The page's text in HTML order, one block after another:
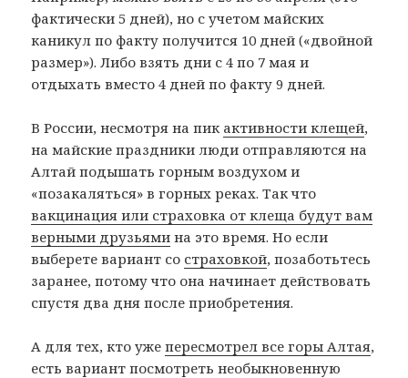
фактически 5 дней), но с учетом майских
каникул по факту получится 10 дней («двойной
размер»). Либо взять дни с 4 по 7 мая и
отдыхать вместо 4 дней по факту 9 дней.
В России, несмотря на пик активности клещей,
на майские праздники люди отправляются на
Алтай подышать горным воздухом и
«позакаляться» в горных реках. Так что
вакцинация или страховка от клеща будут вам
верными друзьями на это время. Но если
выберете вариант со страховкой, позаботьтесь
заранее, потому что она начинает действовать
спустя два дня после приобретения.
А для тех, кто ужепересмотрел все горы Алтая,
есть вариант посмотреть необыкновенную